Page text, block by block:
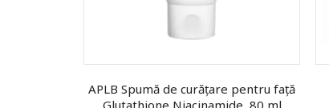
APLB Spumă de curățare pentru față
Glutathione Niacinamide, 80 ml